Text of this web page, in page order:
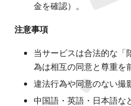
金を確認）。
注意事項
当サービスは合法的な「
為は相互の同意と尊重を
違法行為や同意のない撮
中国語・英語・日本語な